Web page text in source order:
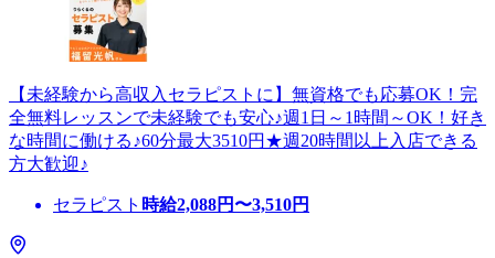
【未経験から高収入セラピストに】無資格でも応募OK！完
全無料レッスンで未経験でも安心♪週1日～1時間～OK！好き
な時間に働ける♪60分最大3510円★週20時間以上入店できる
方大歓迎♪
セラピスト 時給2,088円〜3,510円